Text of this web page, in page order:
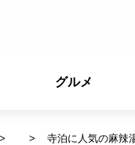
グルメ
寺泊に人気の麻辣